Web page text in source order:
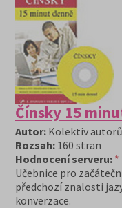
Čínsky 15
Autor: Kolektiv autorů
Rozsah: 160 stran
Hodnocení serveru: *
Učebnice pro
předchozí znalosti
konverzace.